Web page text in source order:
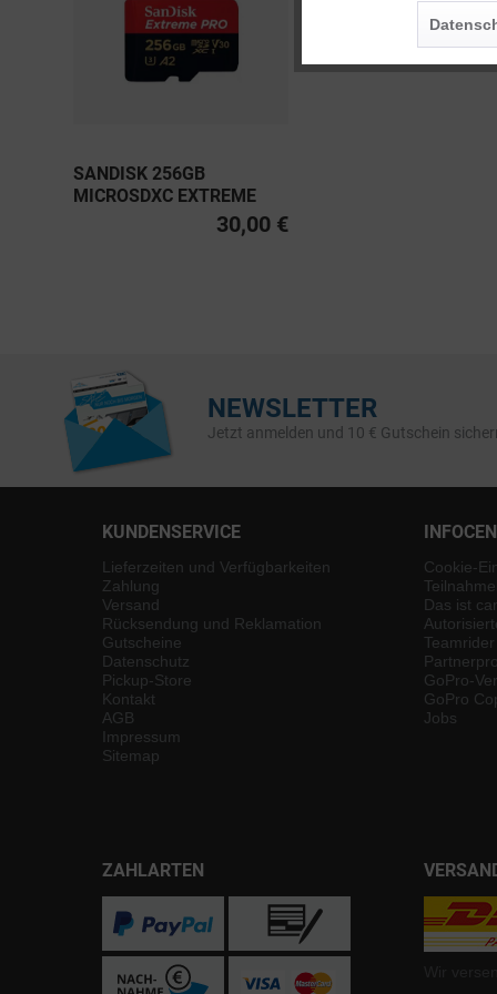
SANDISK 256GB
MICROSDXC EXTREME
PRO UHS-I U3, CLASS 10
30,00 €
NEWSLETTER
Jetzt anmelden und 10 € Gutschein
KUNDENSERVICE
Lieferzeiten und Verfügbarkeiten
Zahlung
Versand
Rücksendung und Reklamation
Gutscheine
Datenschutz
Pickup-Store
Kontakt
AGB
Impressum
Sitemap
Cookie-
Das ist
Teamrider
GoPro-
GoPro
Jobs
ZAHLARTEN
Service